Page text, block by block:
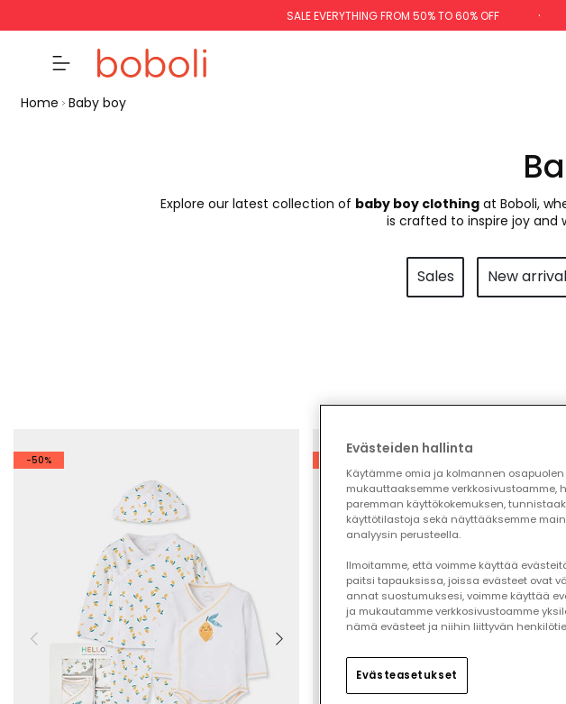
SALE EVERYTHING FROM 50% TO 60% OFF
Home Baby boy
Explore our latest collection of baby boy clothing at Boboli,
is crafted to inspire joy and
Sales New
-50%
Evästeiden hallinta
Käytämme omia ja kolmannen
mukauttaaksemme verkkosivustoamme,
paremman käyttökokemuksen,
käyttötilastoja sekä näyttääksemme
analyysin perusteella.
Ilmoitamme, että voimme käyttää
paitsi tapauksissa, joissa evästeet ovat
annat suostumuksesi, voimme käyttää
ja mukautamme verkkosivustoamme
nämä evästeet ja niihin liittyvän
Evästeasetukset